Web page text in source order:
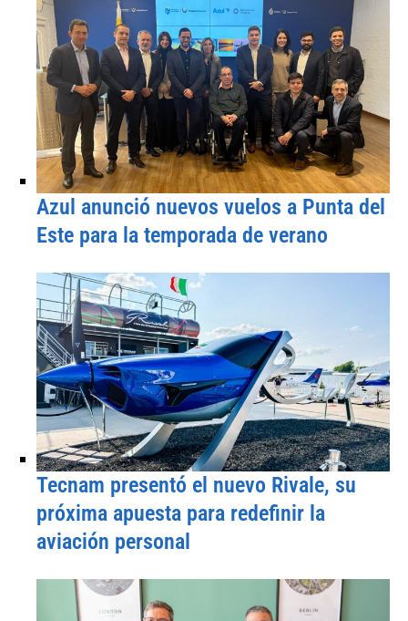
Azul anunció nuevos vuelos a Punta del
Este para la temporada de verano
Tecnam presentó el nuevo Rivale, su
próxima apuesta para redefinir la
aviación personal